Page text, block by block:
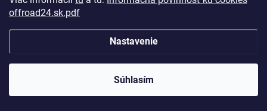
offroad24.sk.pdf
Nastavenie
Súhlasím
Začnite výberom vášho vozidla– Týmto krokom si
zaistíte, že uvidíte len kompatibilné produkty.
filtre. Použite ich! Ušetria vám kopu času a pomôžu nájsť
presne to, čo hľadáte, behom sekúnd.